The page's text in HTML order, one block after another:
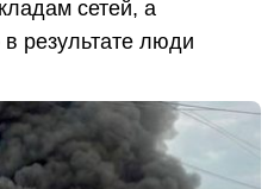
сетей, а
в результате люди